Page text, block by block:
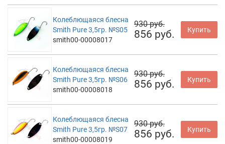
Колеблющаяся блесна
Smith Pure 3,5гр. №S05
smith00-00008017
930 руб.
856 руб. Купить
Колеблющаяся блесна
Smith Pure 3,5гр. №S06
smith00-00008018
930 руб.
856 руб. Купить
Колеблющаяся блесна
Smith Pure 3,5гр. №S07
smith00-00008019
930 руб.
856 руб. Купить